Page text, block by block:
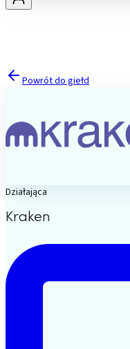
Powrót do giełd
Działająca
Kraken